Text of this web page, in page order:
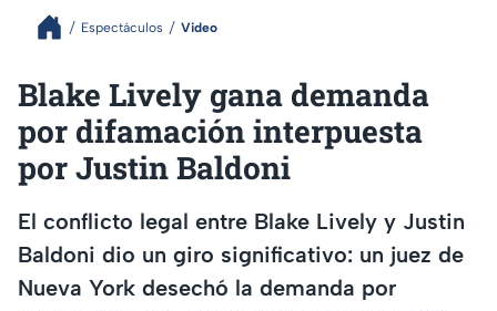
Espectáculos Video
Blake Lively gana demanda
por difamación interpuesta
por Justin Baldoni
El conflicto legal entre Blake Lively y Justin
Baldoni dio un giro significativo: un juez de
Nueva York desechó la demanda por